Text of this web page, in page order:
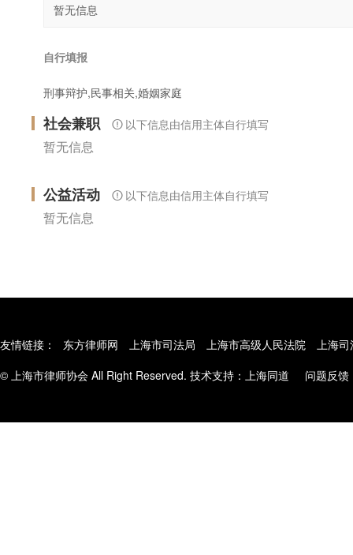
暂无信息
自行填报
刑事辩护,民事相关,婚姻家庭
社会兼职 以下信息由信用主体自行填写
暂无信息
公益活动 以下信息由信用主体自行填写
暂无信息
友情链接： 东方律师网 上海市司法局 上海市高级人民法院
上海
© 上海市律师协会 All Right Reserved. 技术支持： 上海同道 问题反馈